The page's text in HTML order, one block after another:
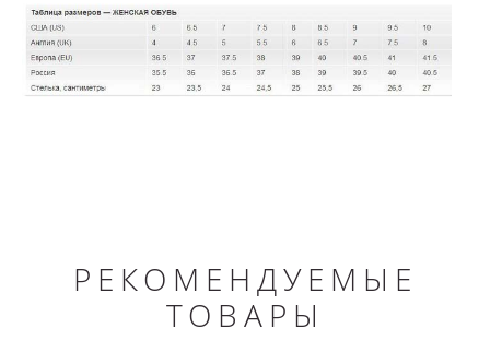
РЕКОМЕНДУЕМЫЕ
ТОВАРЫ